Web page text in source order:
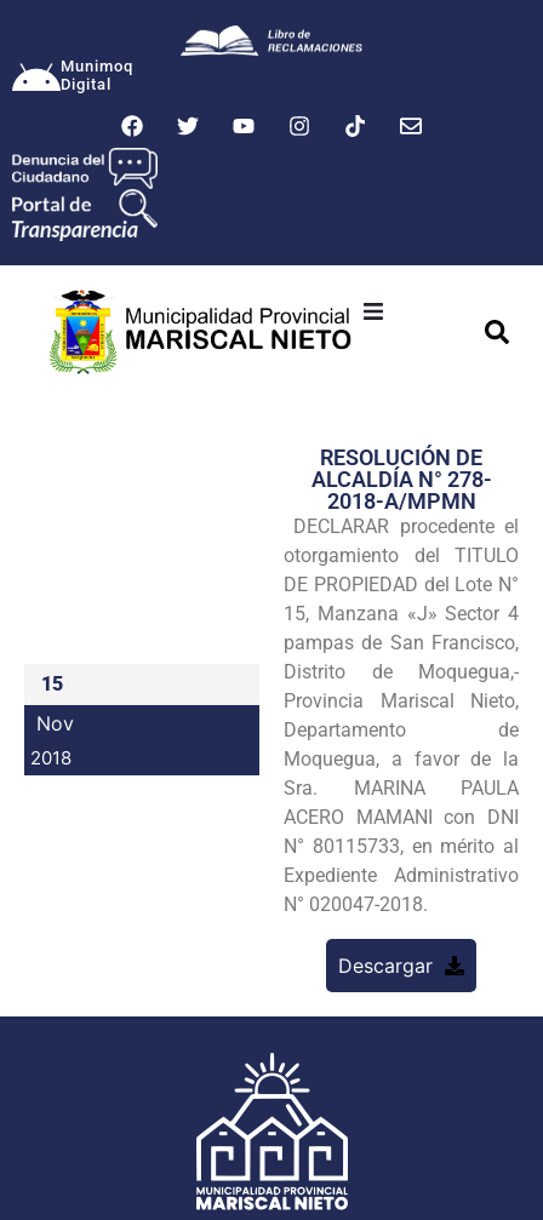
Munimoq
Digital
Transparencia
Seguridad
Programas
Intranet
15
Nov
2018
RESOLUCIÓN DE
ALCALDÍA N° 278-
2018-A/MPMN
DECLARAR procedente el
otorgamiento del TITULO
DE PROPIEDAD del Lote N°
15, Manzana «J» Sector 4
pampas de San Francisco,
Distrito de Moquegua,-
Provincia Mariscal Nieto,
Departamento de
Moquegua, a favor de la
Sra. MARINA PAULA
ACERO MAMANI con DNI
N° 80115733, en mérito al
Expediente Administrativo
N° 020047-2018.
Descargar